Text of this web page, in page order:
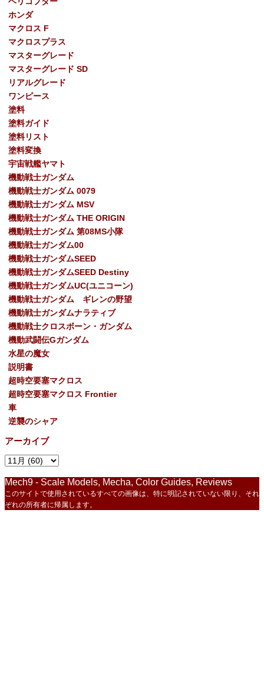
ホンダ
マクロス F
マクロスプラス
マスターグレード
マスターグレード SD
リアルグレード
ワンピース
塗料
塗料ガイド
塗料リスト
塗料変換
宇宙戦艦ヤマト
機動戦士ガンダム
機動戦士ガンダム 0079
機動戦士ガンダム MSV
機動戦士ガンダム THE ORIGIN
機動戦士ガンダム 第08MS小隊
機動戦士ガンダム00
機動戦士ガンダムSEED
機動戦士ガンダムSEED Destiny
機動戦士ガンダムUC(ユニコーン)
機動戦士ガンダム ギレンの野望
機動戦士ガンダムナラティブ
機動戦士クロスボーン・ガンダム
機動武闘伝Gガンダム
水星の魔女
説明書
超時空要塞マクロス
超時空要塞マクロス Frontier
車
逆襲のシャア
アーカイブ
Mech9 - Scale Models, Mecha, Color Guides, Reviews
このサイトで使用されているすべての画像は、特に明記されていない限り、それ
ぞれの所有者に帰属します。